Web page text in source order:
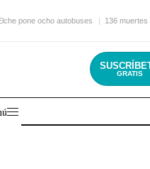
pone ocho autobuses 136
GRATIS